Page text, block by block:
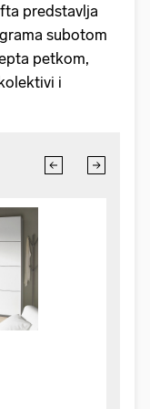
predstavlja
subotom
petkom,
i